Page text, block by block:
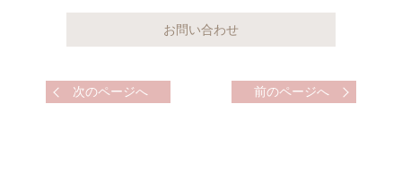
次のページへ 前のページへ